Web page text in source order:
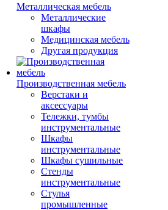
Металлическая мебель
Металлические
шкафы
Медицинская мебель
Другая продукция
Производственная мебель
Верстаки и
аксессуары
Тележки, тумбы
инструментальные
Шкафы
инструментальные
Шкафы сушильные
Стенды
инструментальные
Cтулья
промышленные